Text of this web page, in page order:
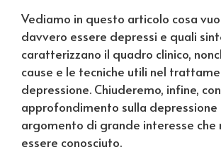
Vediamo in questo articolo cosa
davvero essere depressi e quali
caratterizzano il quadro clinico,
cause e le tecniche utili nel
depressione. Chiuderemo, infine,
approfondimento sulla
argomento di grande interesse che
essere conosciuto.